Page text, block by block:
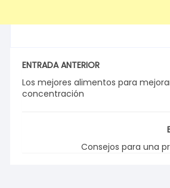
ENTRADA ANTERIOR
Los mejores alimentos para
concentración
Consejos para una